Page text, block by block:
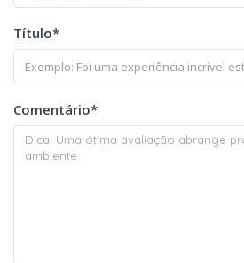
Título*
Comentário*